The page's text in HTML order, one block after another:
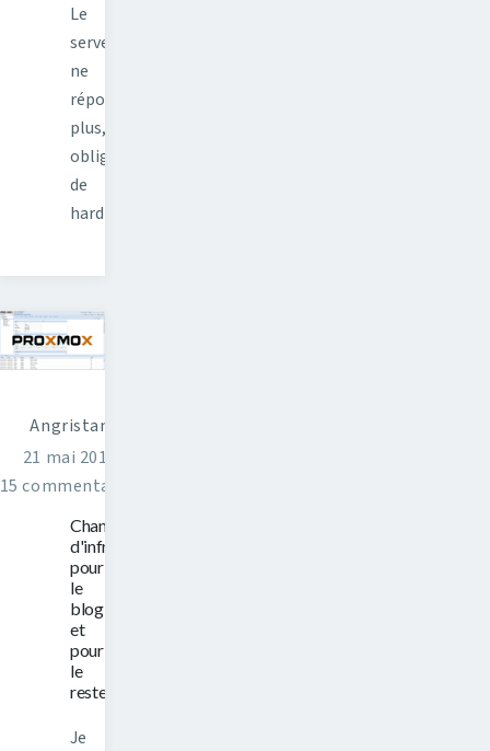
Le
serveur
ne
répond
plus,
obligé
de
hard…
Angristan
21 mai 2016
15 commentaires
Changement
d'infrastructure
pour
le
blog,
et
pour
le
reste
Je